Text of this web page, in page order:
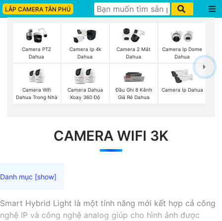
LẮP CAMERA TÂN PHÚ
Camera PTZ
Dahua
Camera Ip 4k
Dahua
Camera 2 Mắt
Dahua
Camera Ip Dome
Dahua
Camera Wifi
Dahua Trong Nhà
Camera Dahua
Xoay 360 Độ
Đầu Ghi 8 Kênh
Giá Rẻ Dahua
Camera Ip Dahua
CAMERA WIFI 3K
Smart Hybrid Light là một tính năng mới kết hợp cả công
nghệ IP và công nghệ analog giúp cho hình ảnh được